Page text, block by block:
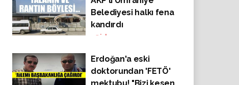
Belediyesi halkı fena
kandırdı
45 izlenme
Erdoğan'a eski
doktorundan 'FETÖ'